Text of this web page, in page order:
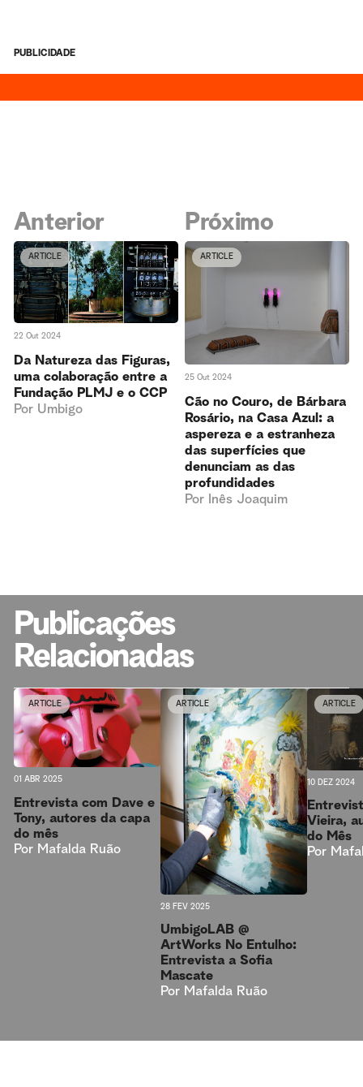
PUBLICIDADE
Anterior
ARTICLE
22 Out 2024
Da Natureza das Figuras,
uma colaboração entre a
Fundação PLMJ e o CCP
Por Umbigo
Próximo
ARTICLE
25 Out 2024
Cão no Couro, de Bárbara
Rosário, na Casa Azul: a
aspereza e a estranheza
das superfícies que
denunciam as das
profundidades
Por Inês Joaquim
Publicações
Relacionadas
ARTICLE
01 ABR 2025
Entrevista com Dave e
Tony, autores da capa
do mês
Por Mafalda Ruão
ARTICLE
28 FEV 2025
UmbigoLAB @
ArtWorks No Entulho:
Entrevista a Sofia
Mascate
Por Mafalda Ruão
ARTICLE
10 DEZ 2024
Vieira,
do Mês
Por